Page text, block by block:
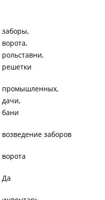
заборы
ворота
рольставни
решетки
промышленных
дачи
бани
возведение заборов
ворота
Да